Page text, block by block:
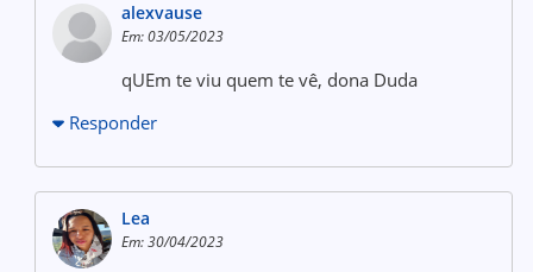
alexvause
Em: 03/05/2023
qUEm te viu quem te vê, dona Duda
Responder
Lea
Em: 30/04/2023